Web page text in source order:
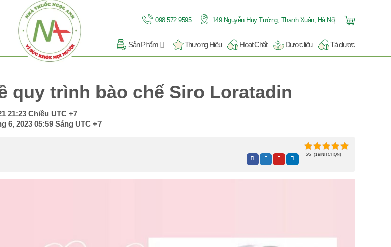
098.572.9595 149 Nguyễn Huy Tưởng, Thanh Xuân, Hà Nội
Sản Phẩm Thương Hiệu Hoạt Chất Dược liệu Tá dược
quy trình bào chế Siro Loratadin
21:23 Chiều UTC +7
6, 2023 05:59 Sáng UTC +7
5/5 - (1 BÌNH CHỌN)